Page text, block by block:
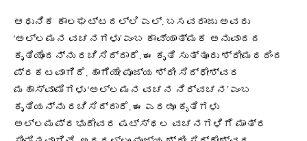
ಆಧುನಿಕ ಕಾಲಘಟ್ಟದಲ್ಲಿ ಎಲ್. ಬಸವರಾಜು ಅವರು
‘ಅಲ್ಲಮನ ವಚನಗಳು’ ಎಂಬ ಕಾವ್ಯಾತ್ಮಕ ಅನುವಾದದ
ಕೃತಿಯೊಂದನ್ನು ರಚಿಸಿದ್ದಾರೆ. ಈ ಕೃತಿ ಸುತ್ತೂರು ಶ್ರೀಮಠದಿಂದ
ಪ್ರಕಟವಾಗಿದೆ. ಹಾಗೆಯೇ ಪೂಜ್ಯ ಶ್ರೀ ಸಿದ್ಧೇಶ್ವರ
ಮಹಾಸ್ವಾಮಿಗಳು ‘ಅಲ್ಲಮನ ವಚನ ನಿರ್ವಚನ’ ಎಂಬ
ಕೃತಿಯನ್ನು ರಚಿಸಿದ್ದಾರೆ. ಈ ಎರಡೂ ಕೃತಿಗಳು
ಅಲ್ಲಮಪ್ರಭುದೇವರ ಷಟ್ಸ್ಥಲ ವಚನಗಳಿಗೆ ಮಾತ್ರ